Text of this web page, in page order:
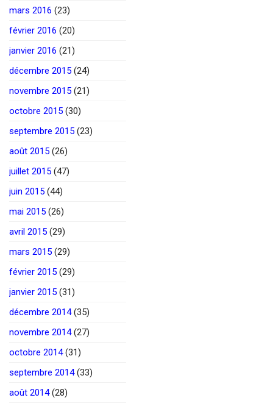
mars 2016 (23)
février 2016 (20)
janvier 2016 (21)
décembre 2015 (24)
novembre 2015 (21)
octobre 2015 (30)
septembre 2015 (23)
août 2015 (26)
juillet 2015 (47)
juin 2015 (44)
mai 2015 (26)
avril 2015 (29)
mars 2015 (29)
février 2015 (29)
janvier 2015 (31)
décembre 2014(35)
novembre 2014(27)
octobre 2014(31)
septembre 2014(33)
août 2014(28)